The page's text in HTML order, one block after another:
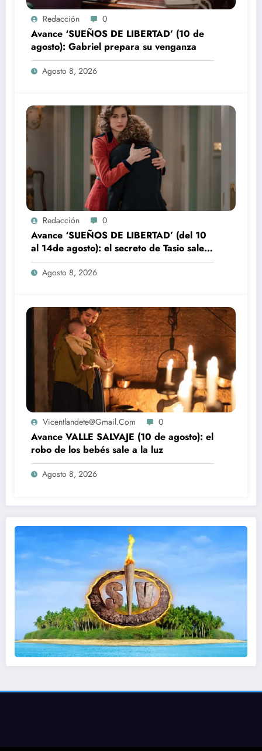
Redacción 0
Avance ‘SUEÑOS DE LIBERTAD’ (10 de
agosto): Gabriel prepara su venganza
Agosto 8, 2026
Redacción 0
Avance ‘SUEÑOS DE LIBERTAD’ (del 10
al 14de agosto): el secreto de Tasio sale a
la luz
Agosto 8, 2026
Vicentlandete@gmail.com 0
Avance VALLE SALVAJE (10 de agosto): el
robo de los bebés sale a la luz
Agosto 8, 2026